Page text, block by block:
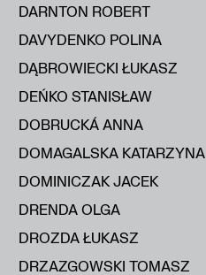
DARNTON ROBERT
DAVYDENKO POLINA
DĄBROWIECKI ŁUKASZ
DEŃKO STANISŁAW
DOBRUCKÁ ANNA
DOMAGALSKA KATARZYNA
DOMINICZAK JACEK
DRENDA OLGA
DROZDA ŁUKASZ
DRZAZGOWSKI TOMASZ